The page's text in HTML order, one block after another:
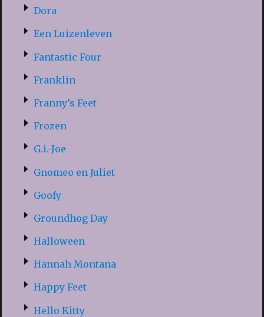
Dora
Een Luizenleven
Fantastic Four
Franklin
Franny’s Feet
Frozen
G.i.-Joe
Gnomeo en Juliet
Goofy
Groundhog Day
Halloween
Hannah Montana
Happy Feet
Hello Kitty